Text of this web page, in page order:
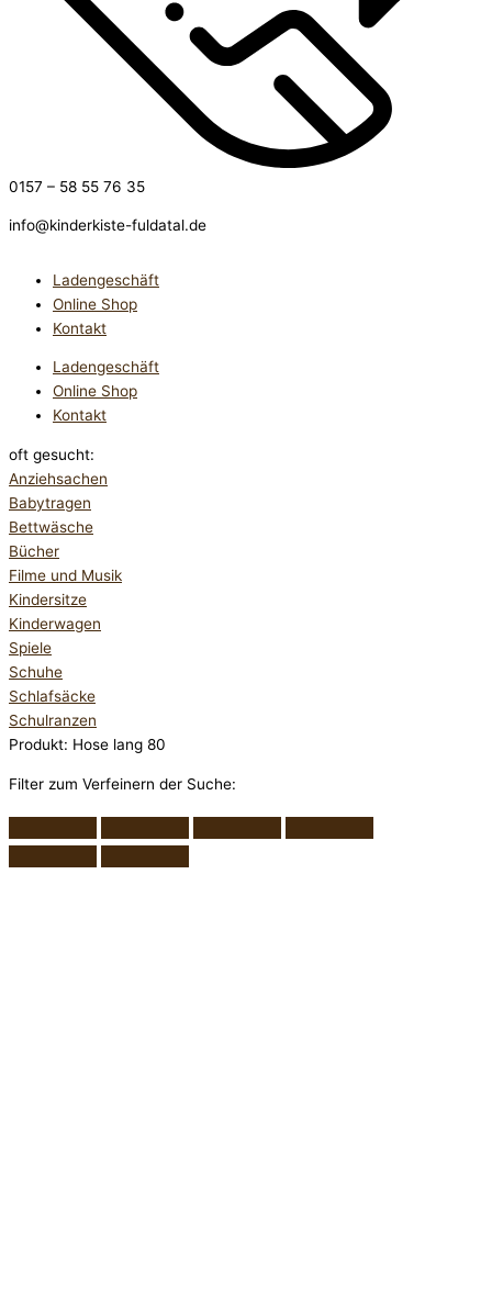
0157 – 58 55 76 35
info@kinderkiste-fuldatal.de
Ladengeschäft
Online Shop
Kontakt
Ladengeschäft
Online Shop
Kontakt
oft gesucht:
Anziehsachen
Babytragen
Bettwäsche
Bücher
Filme und Musik
Kindersitze
Kinderwagen
Spiele
Schuhe
Schlafsäcke
Schulranzen
Produkt: Hose lang 80
Filter zum Verfeinern der Suche: